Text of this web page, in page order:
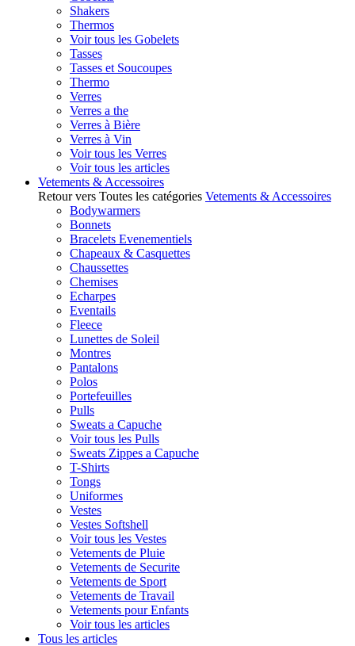
Shakers
Thermos
Voir tous les Gobelets
Tasses
Tasses et Soucoupes
Thermo
Verres
Verres a the
Verres à Bière
Verres à Vin
Voir tous les Verres
Voir tous les articles
Vetements & Accessoires
Retour vers Toutes les catégories Vetements & Accessoires
Bodywarmers
Bonnets
Bracelets Evenementiels
Chapeaux & Casquettes
Chaussettes
Chemises
Echarpes
Eventails
Fleece
Lunettes de Soleil
Montres
Pantalons
Polos
Portefeuilles
Pulls
Sweats a Capuche
Voir tous les Pulls
Sweats Zippes a Capuche
T-Shirts
Tongs
Uniformes
Vestes
Vestes Softshell
Voir tous les Vestes
Vetements de Pluie
Vetements de Securite
Vetements de Sport
Vetements de Travail
Vetements pour Enfants
Voir tous les articles
Tous les articles